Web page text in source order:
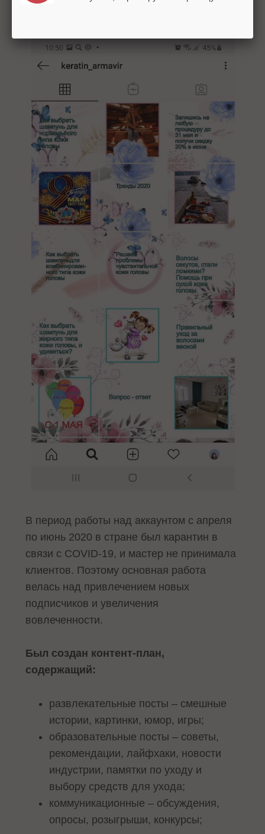
В период работы над аккаунтом с апреля
по июнь 2020 в стране был карантин в
связи с COVID-19, и мастер не принимала
клиентов. Поэтому основная работа
велась над привлечением новых
подписчиков и увеличения
вовлеченности.
Был создан контент-план,
содержащий:
развлекательные посты – смешные
истории, картинки, юмор, игры;
образовательные посты – советы,
рекомендации, лайфхаки, новости
индустрии, памятки по уходу и
выбору средств для ухода;
коммуникационные – обсуждения,
опросы, розыгрыши, конкурсы;